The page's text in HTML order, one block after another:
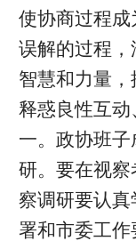
使协商过程
误解的过程
智慧和力量
释惑良性互
一。政协班
研。要在视
察调研要认
署和市委工